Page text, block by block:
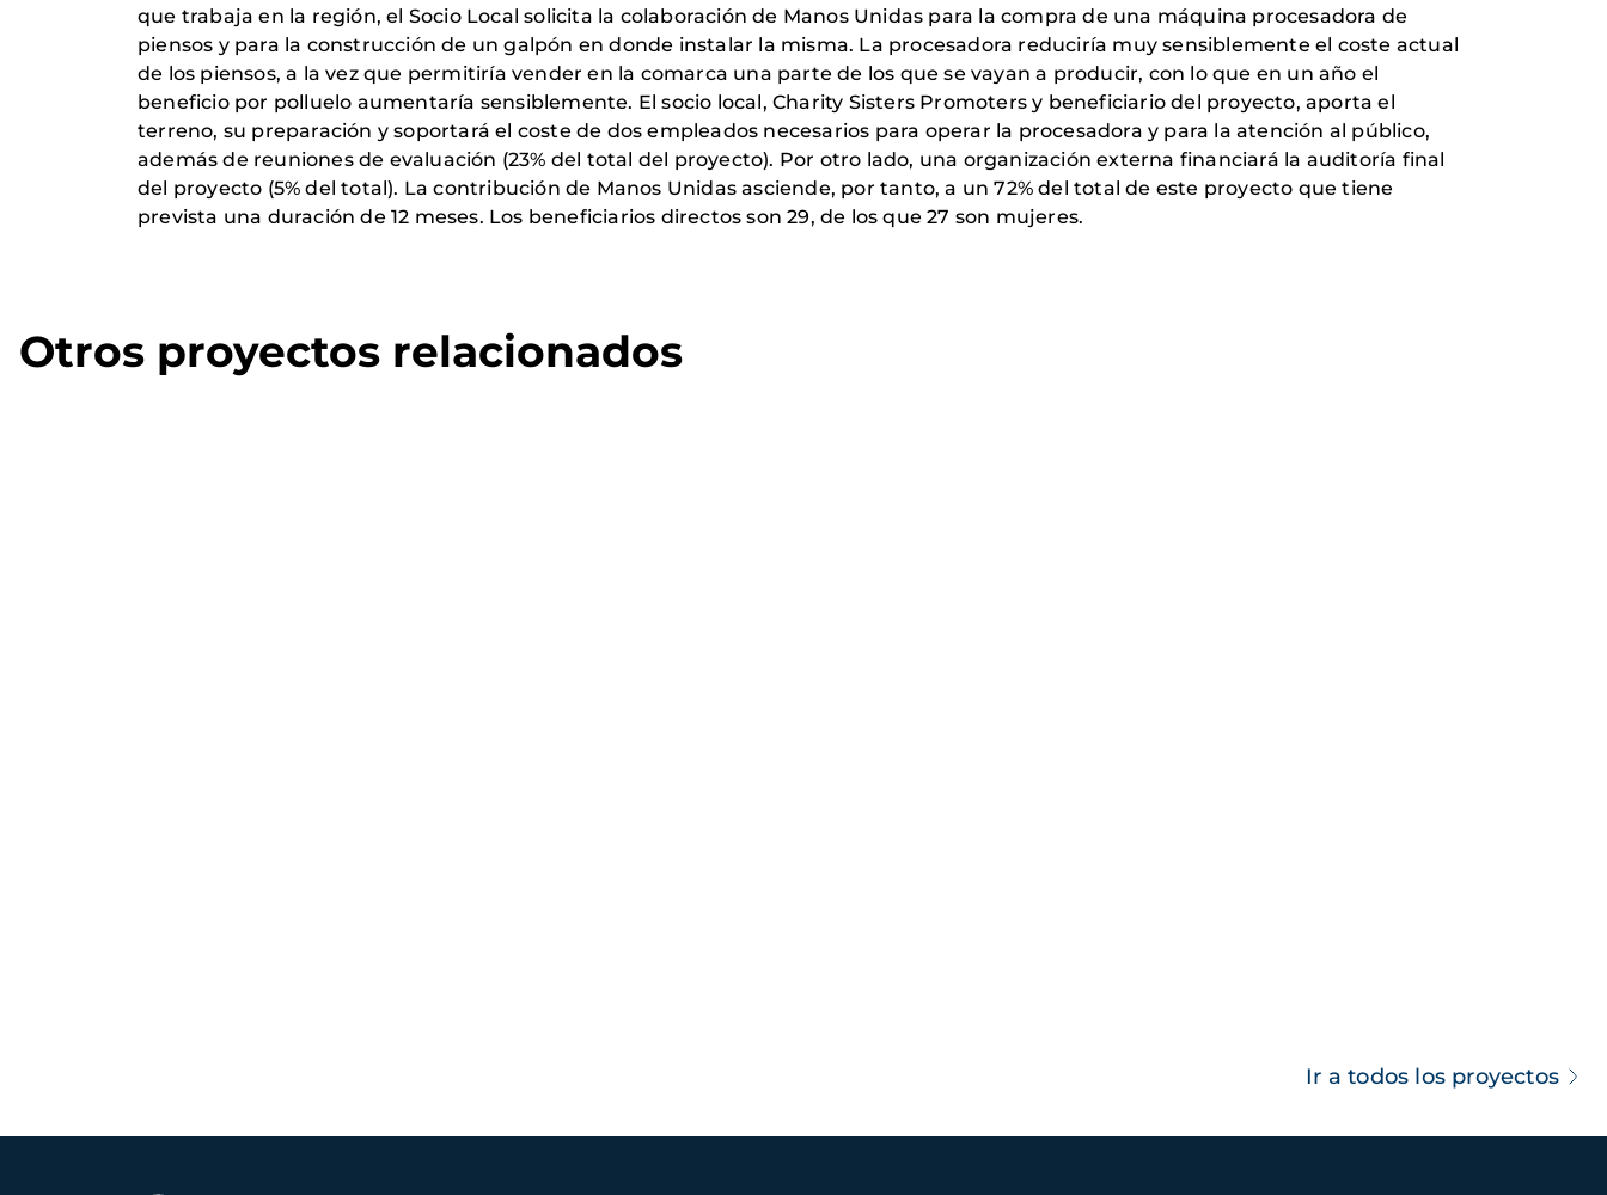
que trabaja en la región, el Socio Local solicita la colaboración de Manos Unidas para la compra de una máquina procesadora de
piensos y para la construcción de un galpón en donde instalar la misma. La procesadora reduciría muy sensiblemente el coste actual
de los piensos, a la vez que permitiría vender en la comarca una parte de los que se vayan a producir, con lo que en un año el
beneficio por polluelo aumentaría sensiblemente. El socio local, Charity Sisters Promoters y beneficiario del proyecto, aporta el
terreno, su preparación y soportará el coste de dos empleados necesarios para operar la procesadora y para la atención al público,
además de reuniones de evaluación (23% del total del proyecto). Por otro lado, una organización externa financiará la auditoría final
del proyecto (5% del total). La contribución de Manos Unidas asciende, por tanto, a un 72% del total de este proyecto que tiene
prevista una duración de 12 meses. Los beneficiarios directos son 29, de los que 27 son mujeres.
Otros proyectos relacionados
Ir a todos los proyectos